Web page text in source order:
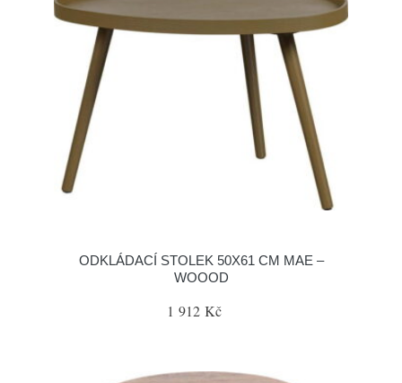
ODKLÁDACÍ STOLEK 50X61 CM MAE –
WOOOD
1 912 Kč